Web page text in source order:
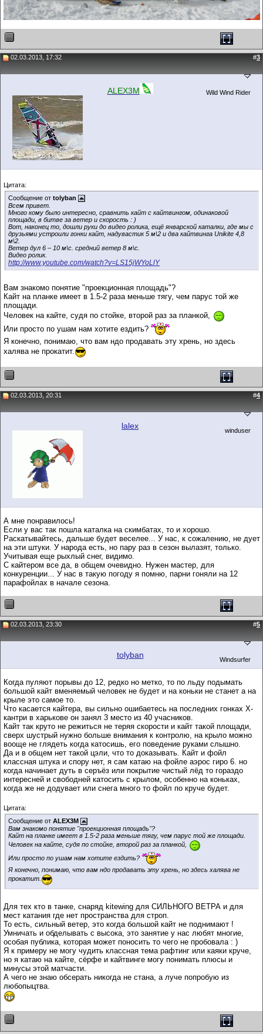
02.03.2013, 17:32 #3
ALEX3M Wild Wind Rider
Цитата:
Сообщение от tolyban
Всем привет.
Много кому было интересно, сравнить кайт с кайтвингом, одинаковой
площади, в битве за ветер и скорость : )
Вот, наконец то, дошли руки до видео ролика, ещё январской каталки, где мы с
друзьями устроили гонки кайт, надувастик 5 м\2 и два кайтвинга Unikite 4,8
м\2.
Ветер дул 6 – 10 м\с. средний ветер 8 м\с.
Видео ролик.
http://www.youtube.com/watch?v=LS15jWYoLlY
Вам знакомо понятие "проекционная площадь"?
Кайт на планке имеет в 1.5-2 раза меньше тягу, чем парус той же
площади.
Человек на кайте, судя по стойке, второй раз за планкой,
Или просто по ушам нам хотите ездить?
Я конечно, понимаю, что вам ндо продавать эту хрень, но здесь
халява не прокатит.
02.03.2013, 20:31 #4
lalex winduser
А мне понравилось!
Если у вас так пошла каталка на скимбатах, то и хорошо.
Раскатывайтесь, дальше будет веселее... У нас, к сожалению, не дует
на эти штуки. У народа есть, но пару раз в сезон вылазят, только.
Учитывая еще рыхлый снег, видимо.
С кайтером все да, в общем очевидно. Нужен мастер, для
конкуренции... У нас в такую погоду я помню, парни гоняли на 12
парафойлах в начале сезона.
02.03.2013, 23:30 #5
tolyban Windsurfer
Когда пуляют порывы до 12, редко но метко, то по льду подымать
большой кайт вменяемый человек не будет и на коньки не станет а на
крыле это самое то.
Что касается кайтера, вы сильно ошибаетесь на последних гонках Х-
кантри в харькове он занял 3 место из 40 учасников.
Кайт так круто не режиться не теряя скорости и кайт такой площади,
сверх шустрый нужно больше внимания к контролю, на крыло можно
вооще не глядеть когда катосишь, его поведение руками слышно.
Да и в общем нет такой цэли, что то доказывать. Кайт и фойл
классная штука и спору нет, я сам катаю на фойле аэрос гиро 6. но
когда начинает дуть в серъёз или покрытие чистый лёд то гораздо
интересней и свободней катосить с крылом, особенно на коньках,
когда же не додувает или снега много то фойл по круче будет.
Цитата:
Сообщение от ALEX3M
Вам знакомо понятие "проекционная площадь"?
Кайт на планке имеет в 1.5-2 раза меньше тягу, чем парус той же площади.
Человек на кайте, судя по стойке, второй раз за планкой,
Или просто по ушам нам хотите ездить?
Я конечно, понимаю, что вам ндо продавать эту хрень, но здесь халява не
прокатит.
Для тех кто в танке, снаряд kitewing для СИЛЬНОГО ВЕТРА и для
мест катания где нет пространства для строп.
То есть, сильный ветер, это когда большой кайт не поднимают !
Умничать и обделывать с высока, это занятие у нас любят многие,
особая публика, которая может поносить то чего не пробовала : )
Я к примеру не могу чудить классная тема рафтинг или каяки круче,
но я катаю на кайте, сёрфе и кайтвинге могу понимать плюсы и
минусы этой матчасти.
А чего не знаю обсерать никогда не стана, а луче попробую из
любопыцтва.